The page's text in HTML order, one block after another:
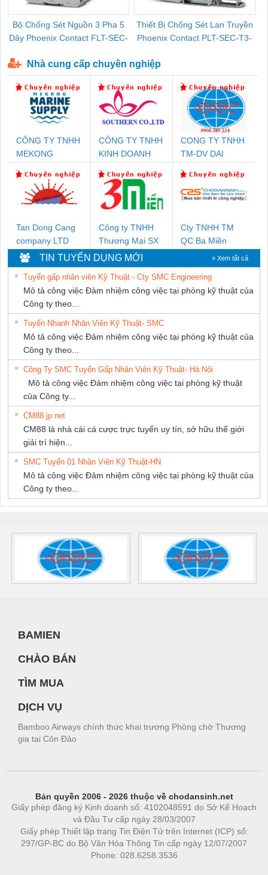
Bộ Chống Sét Nguồn 3 Pha 5
Dây Phoenix Contact FLT-SEC-
Thiết Bị Chống Sét Lan Truyền
Phoenix Contact PLT-SEC-T3-
Nhà cung cấp chuyên nghiệp
CÔNG TY TNHH
MEKONG
CÔNG TY TNHH
KINH DOANH
PHƯƠNG NAM
CONG TY TNHH
TM-DV DAI
Tan Dong Cang
company LTD
Công ty TNHH
Thương Mại SX
Ba Miền
Cty TNHH TM
QC Ba Miền
TIN TUYỂN DỤNG MỚI » Xem tất cả
Tuyển gấp nhân viên Kỹ Thuật - Cty SMC Engineering
Mô tả công việc Đảm nhiệm công việc tại phòng kỹ thuật của
Công ty theo...
Tuyển Nhanh Nhân Viên Kỹ Thuật- SMC
Mô tả công việc Đảm nhiệm công việc tại phòng kỹ thuật của
Công ty theo...
Công Ty SMC Tuyển Gấp Nhân Viên Kỹ Thuật- Hà Nội
Mô tả công việc Đảm nhiệm công việc tại phòng kỹ thuật
của Công ty...
CM88 jp net
CM88 là nhà cái cá cược trực tuyến uy tín, sở hữu thế giới
giải trí hiện...
SMC Tuyển 01 Nhân Viên Kỹ Thuật-HN
Mô tả công việc Đảm nhiệm công việc tại phòng kỹ thuật của
Công ty theo...
BAMIEN
CHÀO BÁN
TÌM MUA
DỊCH VỤ
Bamboo Airways chính thức khai trương Phòng chờ Thương
gia tại Côn Đảo
Bản quyền 2006 - 2026 thuộc về chodansinh.net
Giấy phép đăng ký Kinh doanh số: 4102048591 do Sở Kế Hoạch
và Đầu Tư cấp ngày 28/03/2007
Giấy phép Thiết lập trang Tin Điện Tử trên Internet (ICP) số:
297/GP-BC do Bộ Văn Hóa Thông Tin cấp ngày 12/07/2007
Phone: 028.6258.3536